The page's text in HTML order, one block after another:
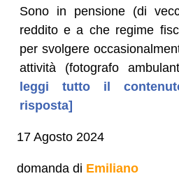
Sono in pensione (di
reddito e a che regime
per svolgere
attività (fotografo
leggi tutto il
risposta]
17 Agosto 2024
domanda di Emiliano